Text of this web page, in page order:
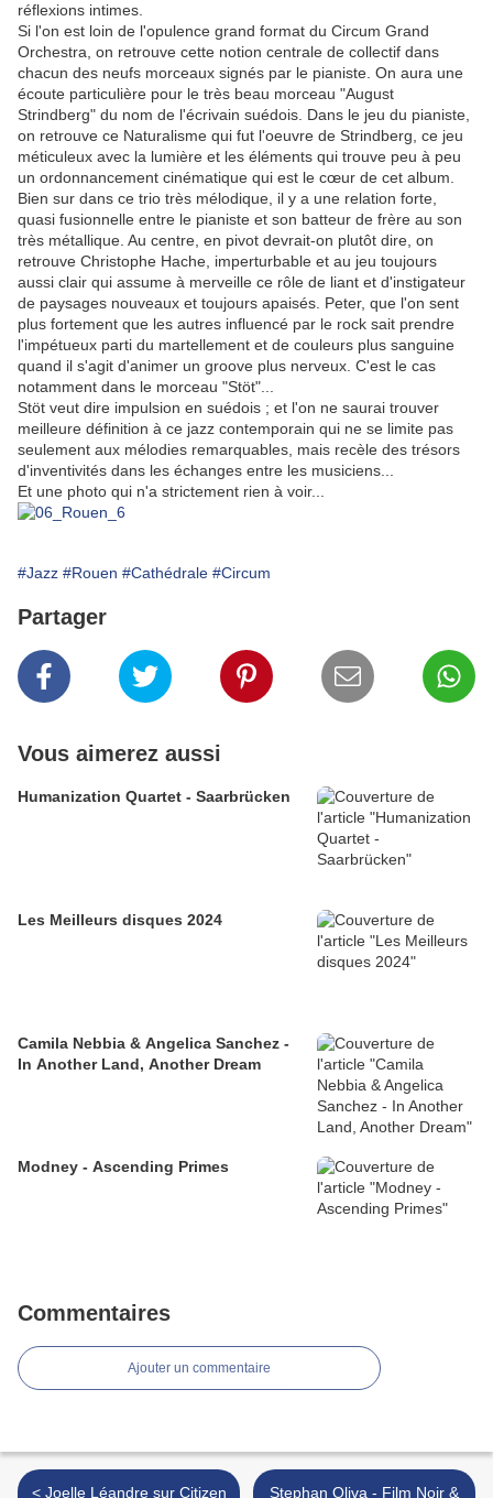
réflexions intimes.
Si l'on est loin de l'opulence grand format du Circum Grand
Orchestra, on retrouve cette notion centrale de collectif dans
chacun des neufs morceaux signés par le pianiste. On aura une
écoute particulière pour le très beau morceau "August
Strindberg" du nom de l'écrivain suédois. Dans le jeu du pianiste,
on retrouve ce Naturalisme qui fut l'oeuvre de Strindberg, ce jeu
méticuleux avec la lumière et les éléments qui trouve peu à peu
un ordonnancement cinématique qui est le cœur de cet album.
Bien sur dans ce trio très mélodique, il y a une relation forte,
quasi fusionnelle entre le pianiste et son batteur de frère au son
très métallique. Au centre, en pivot devrait-on plutôt dire, on
retrouve Christophe Hache, imperturbable et au jeu toujours
aussi clair qui assume à merveille ce rôle de liant et d'instigateur
de paysages nouveaux et toujours apaisés. Peter, que l'on sent
plus fortement que les autres influencé par le rock sait prendre
l'impétueux parti du martellement et de couleurs plus sanguine
quand il s'agit d'animer un groove plus nerveux. C'est le cas
notamment dans le morceau "Stöt"...
Stöt veut dire impulsion en suédois ; et l'on ne saurai trouver
meilleure définition à ce jazz contemporain qui ne se limite pas
seulement aux mélodies remarquables, mais recèle des trésors
d'inventivités dans les échanges entre les musiciens...
Et une photo qui n'a strictement rien à voir...
#Jazz #Rouen #Cathédrale #Circum
Partager
Vous aimerez aussi
Humanization Quartet - Saarbrücken
Les Meilleurs disques 2024
Camila Nebbia & Angelica Sanchez -
In Another Land, Another Dream
Modney - Ascending Primes
Commentaires
Ajouter un commentaire
< Joelle Léandre sur Citizen Stephan Oliva - Film Noir &